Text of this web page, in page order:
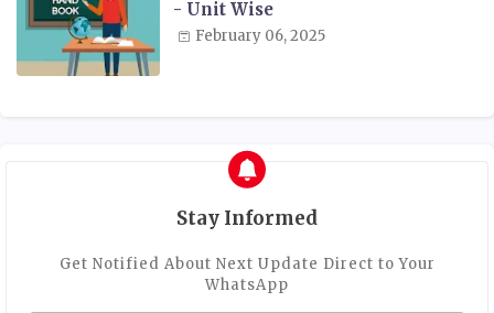
- Unit Wise
February 06, 2025
Stay Informed
Get Notified About Next Update Direct to Your
WhatsApp